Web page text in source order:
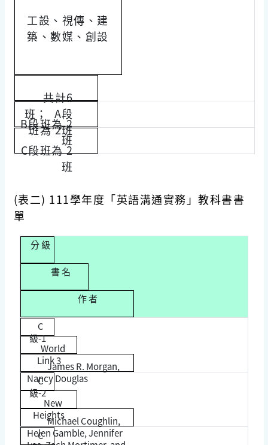
工設、視傳、建
築、數媒、創設
共計6
班； A段
班為 2班
B段班為 2
班
C段班為 2
班
(表二) 111學年度「英語溝通實務」教科書書
單
分 級
書 名
作 者
C
級-1
World
Link 3
James R. Morgan,
Nancy Douglas
C
級-2
New
Heights
Michael Coughlin,
Helen Gamble, Jennifer
C